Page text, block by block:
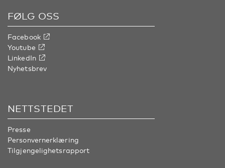
FØLG OSS
Facebook
Youtube
LinkedIn
Nyhetsbrev
NETTSTEDET
Presse
Personvernerklæring
Tilgjengelighetsrapport